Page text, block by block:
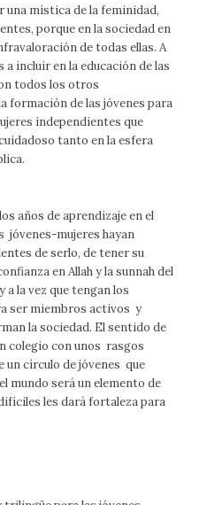
una mística de la feminidad,
porque en la sociedad en
de todas ellas. A
incluir en la educación de las
todos los otros
formación de las jóvenes para
independientes que
tanto en la esfera
años de aprendizaje en el
jóvenes-mujeres hayan
de serlo, de tener su
en Allah y lasunnahdel
a la vez que tengan los
ser miembros activos y
la sociedad. El sentido de
colegio con unos rasgos
círculo de jóvenes que
mundo será un elemento de
les dará fortaleza para